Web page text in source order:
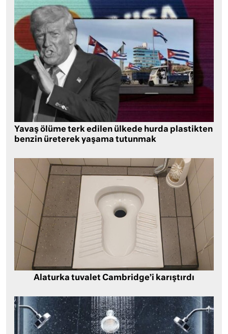
Yavaş ölüme terk edilen ülkede hurda plastikten
benzin üreterek yaşama tutunmak
Alaturka tuvalet Cambridge’i karıştırdı